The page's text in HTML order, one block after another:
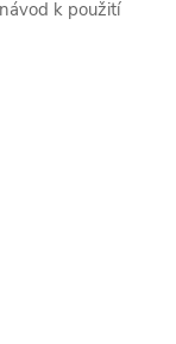
k použití